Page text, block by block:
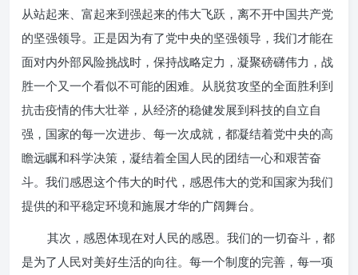
从站起来、富起来到强起来的伟大飞跃，离不开中国共产党
的坚强领导。正是因为有了党中央的坚强领导，我们才能在
面对内外部风险挑战时，保持战略定力，凝聚磅礴伟力，战
胜一个又一个看似不可能的困难。从脱贫攻坚的全面胜利到
抗击疫情的伟大壮举，从经济的稳健发展到科技的自立自
强，国家的每一次进步、每一次成就，都凝结着党中央的高
瞻远瞩和科学决策，凝结着全国人民的团结一心和艰苦奋
斗。我们感恩这个伟大的时代，感恩伟大的党和国家为我们
提供的和平稳定环境和施展才华的广阔舞台。
其次，感恩体现在对人民的感恩。我们的一切奋斗，都
是为了人民对美好生活的向往。每一个制度的完善，每一项